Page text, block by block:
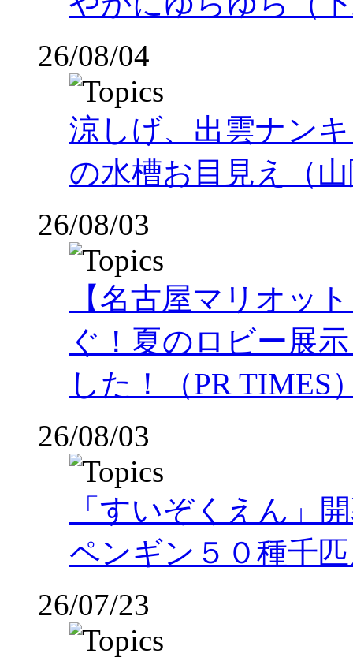
26/08/04
涼しげ、出雲ナン
の水槽お目見え（
26/08/03
【名古屋マリオッ
ぐ！夏のロビー展
した！（PR TIMES
26/08/03
「すいぞくえん」
ペンギン５０種千
26/07/23